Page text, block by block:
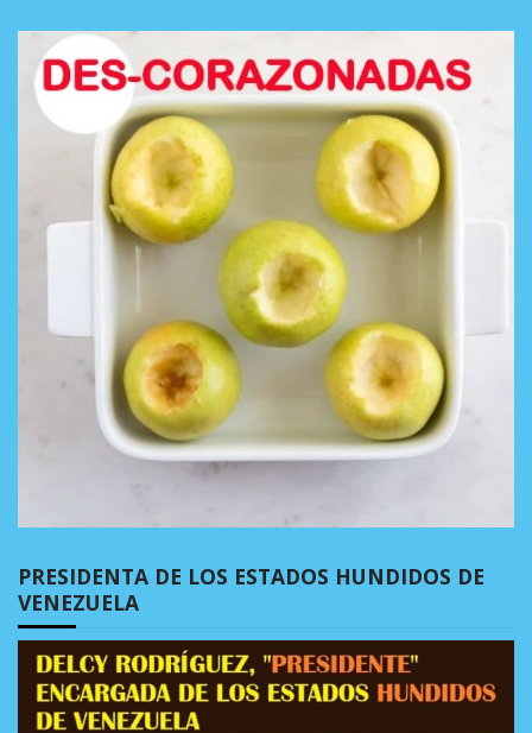
PRESIDENTA DE LOS ESTADOS HUNDIDOS DE
VENEZUELA